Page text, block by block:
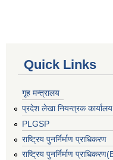
Quick Links
गृह मन्त्रालय
प्रदेश लेखा नियन्त्रक
PLGSP
राष्ट्रिय पुनर्निर्माण प्राधिकरण
राष्ट्रिय पुनर्निर्माण